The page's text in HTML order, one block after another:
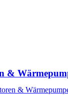
&
&